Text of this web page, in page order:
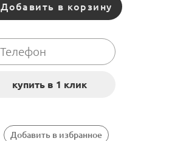
Добавить в корзину
Добавить в избранное